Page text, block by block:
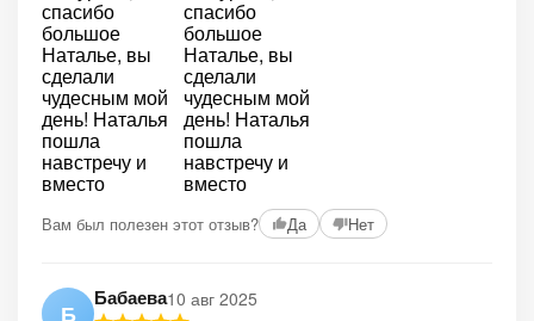
Вам был полезен этот отзыв? Да Нет
Б
Бабаева10 авг 2025